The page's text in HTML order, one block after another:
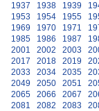
1937
1938 1939
1953
1954 1955
1969
1970 1971
1985
1986 1987
2001
2002 2003
2017
2018 2019
2033
2034 2035
2049
2050 2051
2065
2066 2067
2081
2082 2083